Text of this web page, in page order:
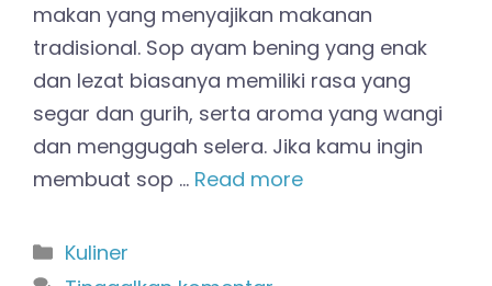
makan yang menyajikan makanan
tradisional. Sop ayam bening yang enak
dan lezat biasanya memiliki rasa yang
segar dan gurih, serta aroma yang wangi
dan menggugah selera. Jika kamu ingin
membuat sop … Read more
Kategori
Kuliner